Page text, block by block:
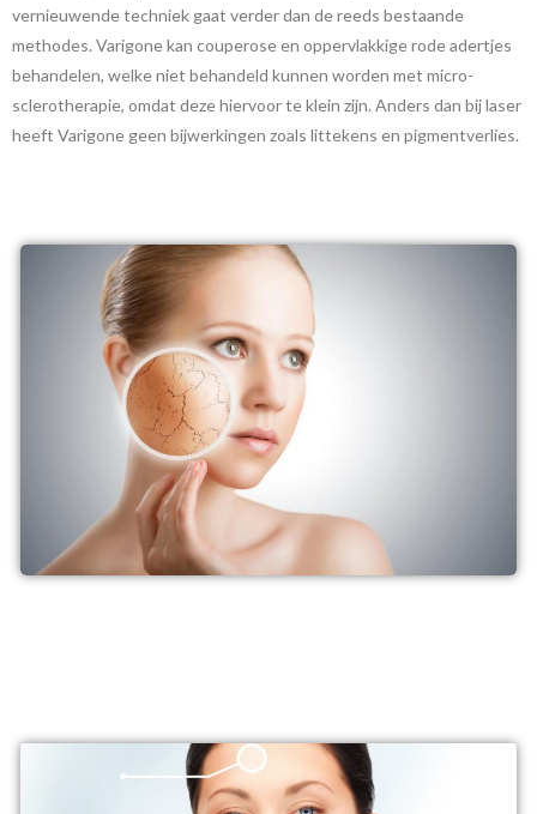
vernieuwende techniek gaat verder dan de reeds bestaande
methodes. Varigone kan couperose en oppervlakkige rode adertjes
behandelen, welke niet behandeld kunnen worden met micro-
sclerotherapie, omdat deze hiervoor te klein zijn. Anders dan bij laser
heeft Varigone geen bijwerkingen zoals littekens en pigmentverlies.